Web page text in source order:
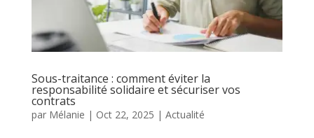
Sous-traitance : comment éviter la
responsabilité solidaire et sécuriser vos
contrats
par Mélanie | Oct 22, 2025 | Actualité